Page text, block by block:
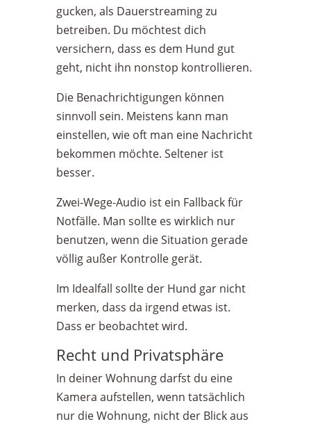
gucken, als Dauerstreaming zu
betreiben. Du möchtest dich
versichern, dass es dem Hund gut
geht, nicht ihn nonstop kontrollieren.
Die Benachrichtigungen können
sinnvoll sein. Meistens kann man
einstellen, wie oft man eine Nachricht
bekommen möchte. Seltener ist
besser.
Zwei-Wege-Audio ist ein Fallback für
Notfälle. Man sollte es wirklich nur
benutzen, wenn die Situation gerade
völlig außer Kontrolle gerät.
Im Idealfall sollte der Hund gar nicht
merken, dass da irgend etwas ist.
Dass er beobachtet wird.
Recht und Privatsphäre
In deiner Wohnung darfst du eine
Kamera aufstellen, wenn tatsächlich
nur die Wohnung, nicht der Blick aus